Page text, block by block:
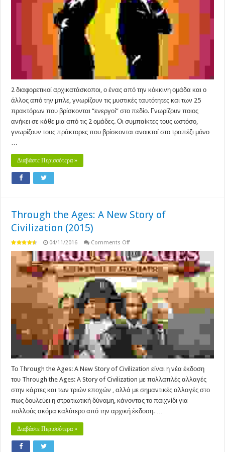
2 διαφορετικοί αρχικατάσκοποι, ο ένας από την κόκκινη ομάδα και ο
άλλος από την μπλε, γνωρίζουν τις μυστικές ταυτότητες και των 25
πρακτόρων που βρίσκονται “ενεργοί” στο πεδίο. Γνωρίζουν ποιος
ανήκει σε κάθε μια από τις 2 ομάδες. Οι συμπαίκτες τους ωστόσο,
γνωρίζουν τους πράκτορες που βρίσκονται ανοικτοί στο τραπέζι μόνο
Διαβάστε Περισσότερα »
Through the Ages: A New Story of
Civilization (2015)
04/11/2016 Comments Offon
the
Ages:
A
New
Story
of
Civilization
(2015)
Το Through the Ages: A New Story of Civilization είναι η νέα έκδοση
του Through the Ages: A Story of Civilization με πολλαπλές αλλαγές
στην κάρτες και των τριών εποχών , αλλά με σημαντικές αλλαγές στο
πως δουλεύει η στρατιωτική δύναμη, κάνοντας το παιχνίδι για
πολλούς ακόμα καλύτερο από την αρχική έκδοση. …
Διαβάστε Περισσότερα »